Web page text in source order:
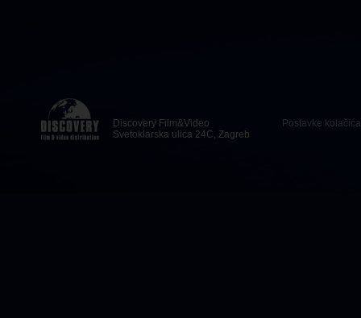
Discovery Film&Video
Svetoklarska ulica 24C, Zagreb
Postavke kolačića